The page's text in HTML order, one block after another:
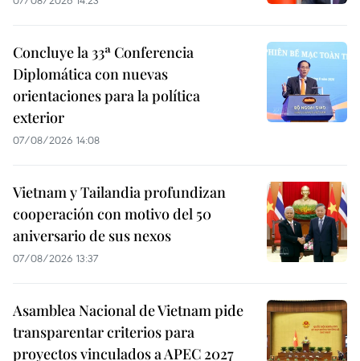
Concluye la 33ª Conferencia
Diplomática con nuevas
orientaciones para la política
exterior
07/08/2026 14:08
Vietnam y Tailandia profundizan
cooperación con motivo del 50
aniversario de sus nexos
07/08/2026 13:37
Asamblea Nacional de Vietnam pide
transparentar criterios para
proyectos vinculados a APEC 2027